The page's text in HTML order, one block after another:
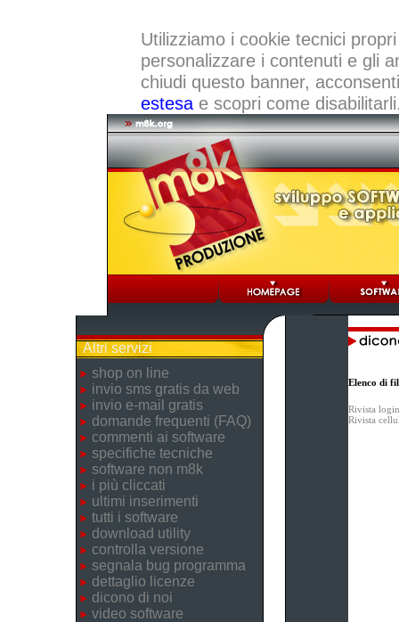
Utilizziamo i cookie tecnici
personalizzare i contenuti e gli
chiudi questo banner,
estesae scopri come
Altri servizi
shop on line
invio sms gratis da web
invio e-mail gratis
domande frequenti (FAQ)
commenti ai software
specifiche tecniche
software non m8k
i più cliccati
ultimi inserimenti
tutti i software
download utility
controlla versione
segnala bug programma
dettaglio licenze
dicono di noi
video software
Elenco di
Rivista
Rivista